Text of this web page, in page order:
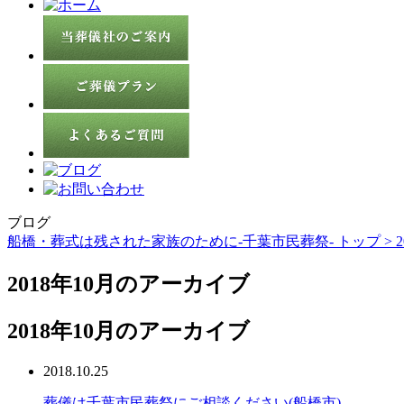
ブログ
船橋・葬式は残された家族のために-千葉市民葬祭- トップ >
2018年10月のアーカイブ
2018年10月のアーカイブ
2018.10.25